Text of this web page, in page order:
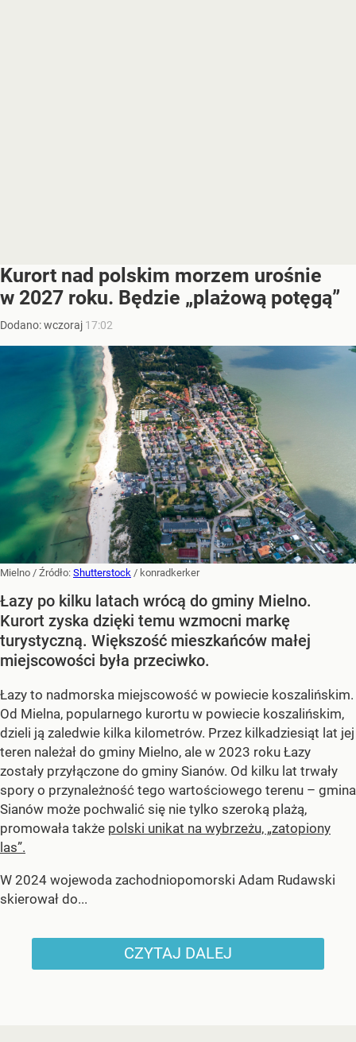
Kurort nad polskim morzem urośnie
w 2027 roku. Będzie „plażową potęgą”
Dodano:wczoraj 17:02
Mielno / Źródło: Shutterstock / konradkerker
Łazy po kilku latach wrócą do gminy Mielno.
Kurort zyska dzięki temu wzmocni markę
turystyczną. Większość mieszkańców małej
miejscowości była przeciwko.
Łazy to nadmorska miejscowość w powiecie koszalińskim.
Od Mielna, popularnego kurortu w powiecie koszalińskim,
dzieli ją zaledwie kilka kilometrów. Przez kilkadziesiąt lat jej
teren należał do gminy Mielno, ale w 2023 roku Łazy
zostały przyłączone do gminy Sianów. Od kilku lat trwały
spory o przynależność tego wartościowego terenu – gmina
Sianów może pochwalić się nie tylko szeroką plażą,
promowała także polski unikat na wybrzeżu, „zatopiony
las”.
W 2024 wojewoda zachodniopomorski Adam Rudawski
skierował do...
CZYTAJ DALEJ